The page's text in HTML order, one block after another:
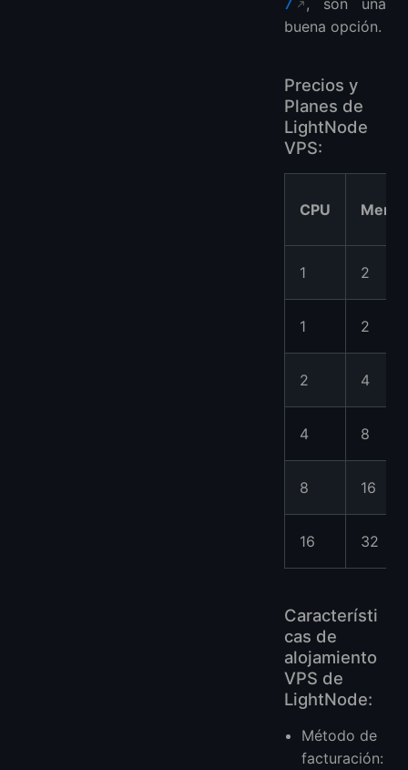
buena opción.
Precios y
Planes de
LightNode
VPS:
CPU
1 2
1 2
2 4
4 8
8 16
16 32
Característi
cas de
alojamiento
VPS de
LightNode:
Método de
facturación: